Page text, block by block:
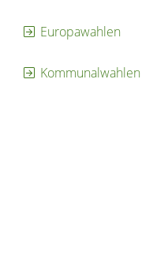
Europawahlen
Kommunalwahlen